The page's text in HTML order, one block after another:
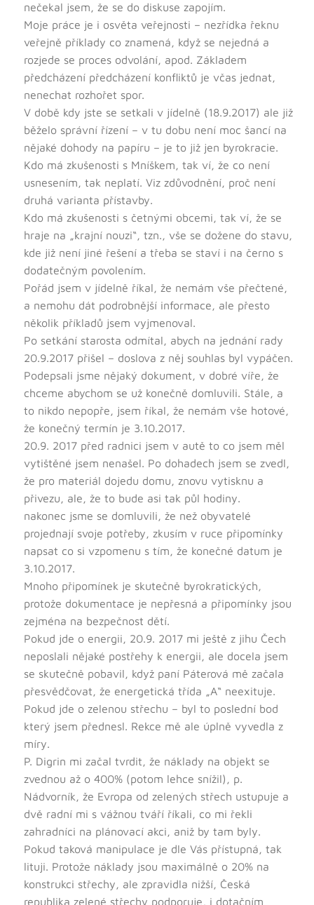
nečekal jsem, že se do diskuse zapojím.
Moje práce je i osvěta veřejnosti – nezřídka řeknu
veřejně příklady co znamená, když se nejedná a
rozjede se proces odvolání, apod. Základem
předcházení předcházení konfliktů je včas jednat,
nenechat rozhořet spor.
V době kdy jste se setkali v jídelně (18.9.2017) ale již
běželo správní řízení – v tu dobu není moc šancí na
nějaké dohody na papíru – je to již jen byrokracie.
Kdo má zkušenosti s Mníškem, tak ví, že co není
usnesením, tak neplatí. Viz zdůvodnění, proč není
druhá varianta přístavby.
Kdo má zkušenosti s četnými obcemi, tak ví, že se
hraje na „krajní nouzi“, tzn., vše se dožene do stavu,
kde již není jiné řešení a třeba se staví i na černo s
dodatečným povolením.
Pořád jsem v jídelně říkal, že nemám vše přečtené,
a nemohu dát podrobnější informace, ale přesto
několik příkladů jsem vyjmenoval.
Po setkání starosta odmítal, abych na jednání rady
20.9.2017 přišel – doslova z něj souhlas byl vypáčen.
Podepsali jsme nějaký dokument, v dobré víře, že
chceme abychom se už konečně domluvili. Stále, a
to nikdo nepopře, jsem říkal, že nemám vše hotové,
že konečný termín je 3.10.2017.
20.9. 2017 před radnici jsem v autě to co jsem měl
vytištěné jsem nenašel. Po dohadech jsem se zvedl,
že pro materiál dojedu domu, znovu vytisknu a
přivezu, ale, že to bude asi tak půl hodiny.
nakonec jsme se domluvili, že než obyvatelé
projednají svoje potřeby, zkusím v ruce připomínky
napsat co si vzpomenu s tím, že konečné datum je
3.10.2017.
Mnoho připomínek je skutečně byrokratických,
protože dokumentace je nepřesná a připomínky jsou
zejména na bezpečnost dětí.
Pokud jde o energii, 20.9. 2017 mi ještě z jihu Čech
neposlali nějaké postřehy k energii, ale docela jsem
se skutečně pobavil, když paní Páterová mě začala
přesvědčovat, že energetická třída „A“ neexituje.
Pokud jde o zelenou střechu – byl to poslední bod
který jsem přednesl. Rekce mě ale úplně vyvedla z
míry.
P. Digrin mi začal tvrdit, že náklady na objekt se
zvednou až o 400% (potom lehce snížil), p.
Nádvorník, že Evropa od zelených střech ustupuje a
dvě radní mi s vážnou tváří říkali, co mi řekli
zahradníci na plánovací akci, aniž by tam byly.
Pokud taková manipulace je dle Vás přístupná, tak
lituji. Protože náklady jsou maximálně o 20% na
konstrukci střechy, ale zpravidla nižší, Česká
republika zelené střechy podporuje, i dotačním